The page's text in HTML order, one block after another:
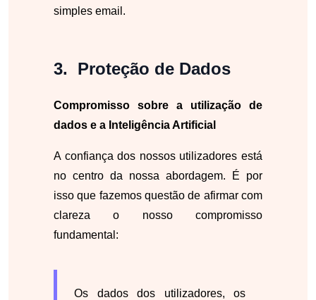
simples email.
Proteção de Dados
Compromisso sobre a utilização de
dados e a Inteligência Artificial
A confiança dos nossos utilizadores está
no centro da nossa abordagem. É por
isso que fazemos questão de afirmar com
clareza o nosso compromisso
fundamental:
Os dados dos utilizadores, os